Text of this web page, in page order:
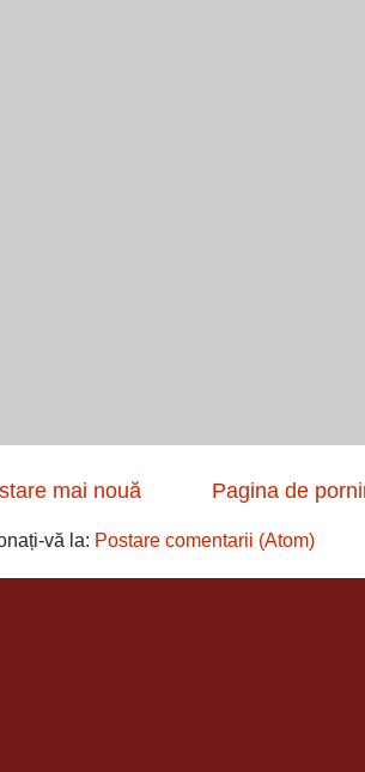
mai nouă Pagina de
vă la: Postare comentarii (Atom)